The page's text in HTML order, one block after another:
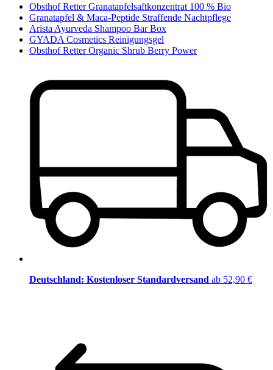
Obsthof Retter Granatapfelsaftkonzentrat 100 % Bio
Granatapfel & Maca-Peptide Straffende Nachtpflege
Arista Ayurveda Shampoo Bar Box
GYADA Cosmetics Reinigungsgel
Obsthof Retter Organic Shrub Berry Power
Deutschland: Kostenloser Standardversand ab 52,90 €